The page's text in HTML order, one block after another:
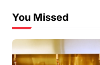
You Missed